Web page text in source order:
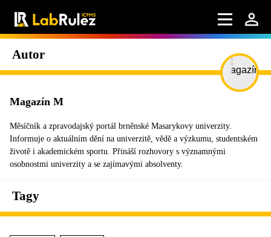
Autor
Magazín M
Měsíčník a zpravodajský portál brněnské Masarykovy univerzity.
Informuje o aktuálním dění na univerzitě, vědě a výzkumu, studentském
životě i akademickém sportu. Přináší rozhovory s významnými
osobnostmi univerzity a se zajímavými absolventy.
Tagy